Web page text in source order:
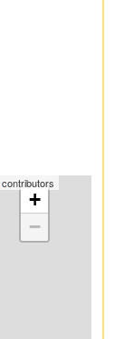
+
−
contributors